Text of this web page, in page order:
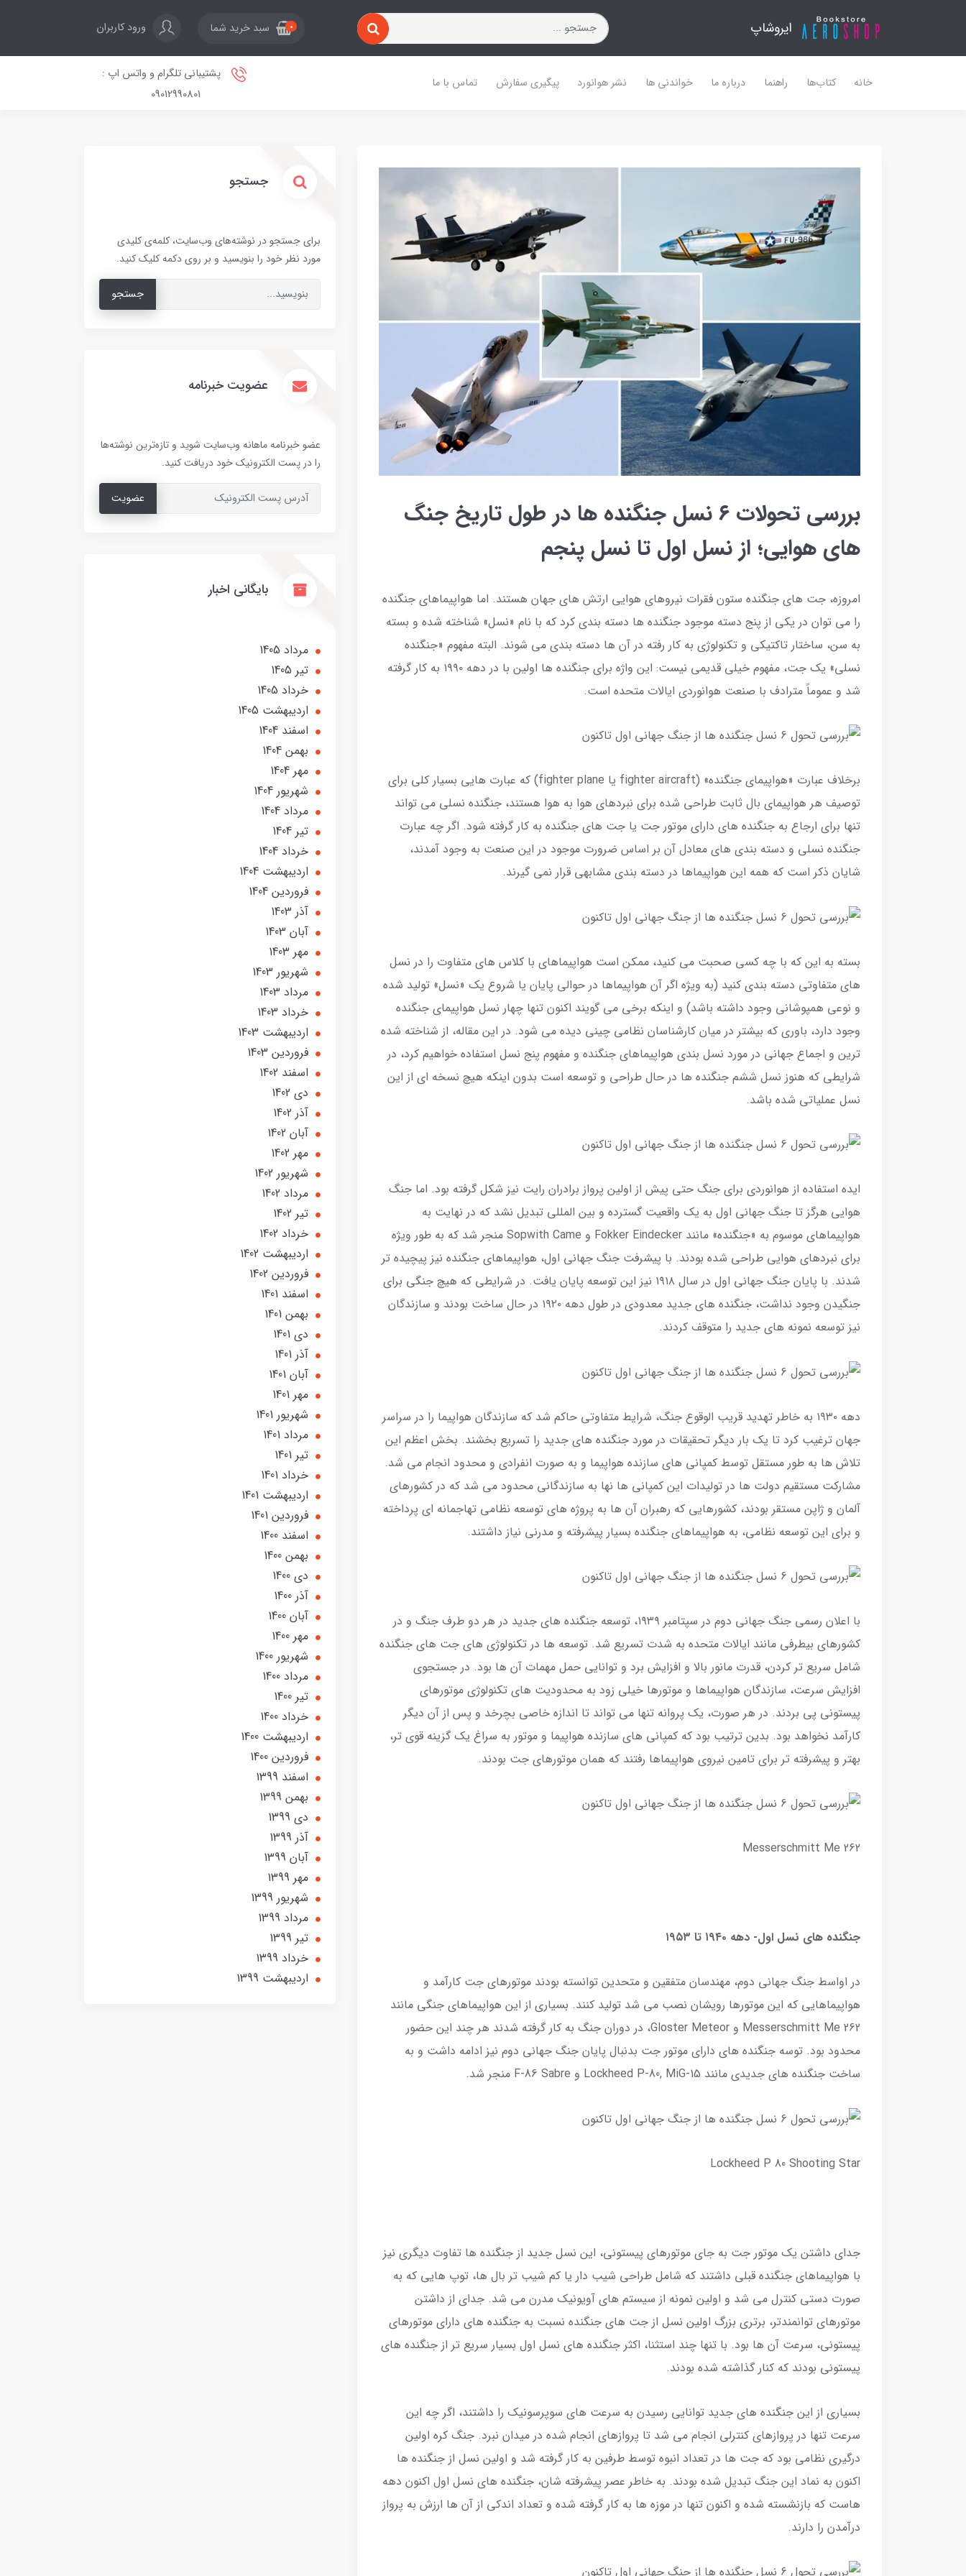
ایروشاپ 0 سبد خرید شما ورود کاربران
خانه کتاب‌ها راهنما درباره ما خواندنی ها نشر هوانورد پیگیری سفارش تماس با ما
پشتیبانی تلگرام و واتس اپ :
09012990801
بررسی تحولات ۶ نسل جنگنده ها در طول تاریخ جنگ
های هوایی؛ از نسل اول تا نسل پنجم
امروزه، جت های جنگنده ستون فقرات نیروهای هوایی ارتش های جهان هستند. اما هواپیماهای جنگنده
را می توان در یکی از پنج دسته موجود جنگنده ها دسته بندی کرد که با نام «نسل» شناخته شده و بسته
به سن، ساختار تاکتیکی و تکنولوژی به کار رفته در آن ها دسته بندی می شوند. البته مفهوم «جنگنده
نسلی» یک جت، مفهوم خیلی قدیمی نیست: این واژه برای جنگنده ها اولین با در دهه ۱۹۹۰ به کار گرفته
شد و عموماً مترادف با صنعت هوانوردی ایالات متحده است.
برخلاف عبارت «هواپیمای جنگنده» (fighter aircraft یا fighter plane) که عبارت هایی بسیار کلی برای
توصیف هر هواپیمای بال ثابت طراحی شده برای نبردهای هوا به هوا هستند، جنگنده نسلی می تواند
تنها برای ارجاع به جنگنده های دارای موتور جت یا جت های جنگنده به کار گرفته شود. اگر چه عبارت
جنگنده نسلی و دسته بندی های معادل آن بر اساس ضرورت موجود در این صنعت به وجود آمدند،
شایان ذکر است که همه این هواپیماها در دسته بندی مشابهی قرار نمی گیرند.
بسته به این که با چه کسی صحبت می کنید، ممکن است هواپیماهای با کلاس های متفاوت را در نسل
های متفاوتی دسته بندی کنید (به ویژه اگر آن هواپیماها در حوالی پایان یا شروع یک «نسل» تولید شده
و نوعی همپوشانی وجود داشته باشد) و اینکه برخی می گویند اکنون تنها چهار نسل هواپیمای جنگنده
وجود دارد، باوری که بیشتر در میان کارشناسان نظامی چینی دیده می شود. در این مقاله، از شناخته شده
ترین و اجماع جهانی در مورد نسل بندی هواپیماهای جنگنده و مفهوم پنج نسل استفاده خواهیم کرد، در
شرایطی که هنوز نسل ششم جنگنده ها در حال طراحی و توسعه است بدون اینکه هیچ نسخه ای از این
نسل عملیاتی شده باشد.
ایده استفاده از هوانوردی برای جنگ حتی پیش از اولین پرواز برادران رایت نیز شکل گرفته بود. اما جنگ
هوایی هرگز تا جنگ جهانی اول به یک واقعیت گسترده و بین المللی تبدیل نشد که در نهایت به
هواپیماهای موسوم به «جنگنده» مانند Fokker Eindecker و Sopwith Came منجر شد که به طور ویژه
برای نبردهای هوایی طراحی شده بودند. با پیشرفت جنگ جهانی اول، هواپیماهای جنگنده نیز پیچیده تر
شدند. با پایان جنگ جهانی اول در سال ۱۹۱۸ نیز این توسعه پایان یافت. در شرایطی که هیچ جنگی برای
جنگیدن وجود نداشت، جنگنده های جدید معدودی در طول دهه ۱۹۲۰ در حال ساخت بودند و سازندگان
نیز توسعه نمونه های جدید را متوقف کردند.
دهه ۱۹۳۰ به خاطر تهدید قریب الوقوع جنگ، شرایط متفاوتی حاکم شد که سازندگان هواپیما را در سراسر
جهان ترغیب کرد تا یک بار دیگر تحقیقات در مورد جنگنده های جدید را تسریع بخشند. بخش اعظم این
تلاش ها به طور مستقل توسط کمپانی های سازنده هواپیما و به صورت انفرادی و محدود انجام می شد.
مشارکت مستقیم دولت ها در تولیدات این کمپانی ها نها به سازندگانی محدود می شد که در کشورهای
آلمان و ژاپن مستقر بودند، کشورهایی که رهبران آن ها به پروژه های توسعه نظامی تهاجمانه ای پرداخته
و برای این توسعه نظامی، به هواپیماهای جنگنده بسیار پیشرفته و مدرنی نیاز داشتند.
با اعلان رسمی جنگ جهانی دوم در سپتامبر ۱۹۳۹، توسعه جنگنده های جدید در هر دو طرف جنگ و در
کشورهای بیطرفی مانند ایالات متحده به شدت تسریع شد. توسعه ها در تکنولوژی های جت های جنگنده
شامل سریع تر کردن، قدرت مانور بالا و افزایش برد و توانایی حمل مهمات آن ها بود. در جستجوی
افزایش سرعت، سازندگان هواپیماها و موتورها خیلی زود به محدودیت های تکنولوژی موتورهای
پیستونی پی بردند. در هر صورت، یک پروانه تنها می تواند تا اندازه خاصی بچرخد و پس از آن دیگر
کارآمد نخواهد بود. بدین ترتیب بود که کمپانی های سازنده هواپیما و موتور به سراغ یک گزینه قوی تر،
بهتر و پیشرفته تر برای تامین نیروی هواپیماها رفتند که همان موتورهای جت بودند.
Messerschmitt Me 262
جنگنده های نسل اول- دهه ۱۹۴۰ تا ۱۹۵۳
در اواسط جنگ جهانی دوم، مهندسان متفقین و متحدین توانسته بودند موتورهای جت کارآمد و
هواپیماهایی که این موتورها رویشان نصب می شد تولید کنند. بسیاری از این هواپیماهای جنگی مانند
Messerschmitt Me 262 و Gloster Meteor، در دوران جنگ به کار گرفته شدند هر چند این حضور
محدود بود. توسه جنگنده های دارای موتور جت بدنبال پایان جنگ جهانی دوم نیز ادامه داشت و به
ساخت جنگنده های جدیدی مانند Lockheed P-80, MiG-15 و F-86 Sabre منجر شد.
Lockheed P 80 Shooting Star
جدای داشتن یک موتور جت به جای موتورهای پیستونی، این نسل جدید از جنگنده ها تفاوت دیگری نیز
با هواپیماهای جنگنده قبلی داشتند که شامل طراحی شیب دار یا کم شیب تر بال ها، توپ هایی که به
صورت دستی کنترل می شد و اولین نمونه از سیستم های آویونیک مدرن می شد. جدای از داشتن
موتورهای توانمندتر، برتری بزرگ اولین نسل از جت های جنگنده نسبت به جنگنده های دارای موتورهای
پیستونی، سرعت آن ها بود. با تنها چند استثنا، اکثر جنگنده های نسل اول بسیار سریع تر از جنگنده های
پیستونی بودند که کنار گذاشته شده بودند.
بسیاری از این جنگنده های جدید توانایی رسیدن به سرعت های سوپرسونیک را داشتند، اگر چه این
سرعت تنها در پروازهای کنترلی انجام می شد تا پروازهای انجام شده در میدان نبرد. جنگ کره اولین
درگیری نظامی بود که جت ها در تعداد انبوه توسط طرفین به کار گرفته شد و اولین نسل از جنگنده ها
اکنون به نماد این جنگ تبدیل شده بودند. به خاطر عصر پیشرفته شان، جنگنده های نسل اول اکنون دهه
هاست که بازنشسته شده و اکنون تنها در موزه ها به کار گرفته شده و تعداد اندکی از آن ها ارزش به پرواز
درآمدن را دارند.
جستجو
برای جستجو در نوشته‌های وب‌سایت، کلمه‌ی کلیدی
مورد نظر خود را بنویسید و بر روی دکمه کلیک کنید.
جستجو
عضویت خبرنامه
عضو خبرنامه ماهانه وب‌سایت شوید و تازه‌ترین نوشته‌ها
را در پست الکترونیک خود دریافت کنید.
عضویت
بایگانی اخبار
مرداد 1405
تير 1405
خرداد 1405
ارديبهشت 1405
اسفند 1404
بهمن 1404
مهر 1404
شهریور 1404
مرداد 1404
تير 1404
خرداد 1404
ارديبهشت 1404
فروردین 1404
آذر 1403
آبان 1403
مهر 1403
شهریور 1403
مرداد 1403
خرداد 1403
ارديبهشت 1403
فروردین 1403
اسفند 1402
دی 1402
آذر 1402
آبان 1402
مهر 1402
شهریور 1402
مرداد 1402
تير 1402
خرداد 1402
ارديبهشت 1402
فروردین 1402
اسفند 1401
بهمن 1401
دی 1401
آذر 1401
آبان 1401
مهر 1401
شهریور 1401
مرداد 1401
تير 1401
خرداد 1401
ارديبهشت 1401
فروردین 1401
اسفند 1400
بهمن 1400
دی 1400
آذر 1400
آبان 1400
مهر 1400
شهریور 1400
مرداد 1400
تير 1400
خرداد 1400
ارديبهشت 1400
فروردین 1400
اسفند 1399
بهمن 1399
دی 1399
آذر 1399
آبان 1399
مهر 1399
شهریور 1399
مرداد 1399
تير 1399
خرداد 1399
ارديبهشت 1399